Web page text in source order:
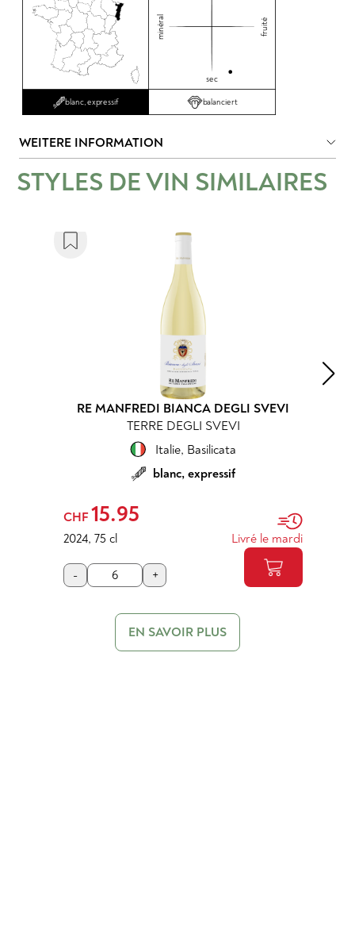
minéral fruité
sec
blanc, expressif balanciert
WEITERE INFORMATION
STYLES DE VIN SIMILAIRES
RE MANFREDI BIANCA DEGLI SVEVI
TERRE DEGLI SVEVI
Italie, Basilicata
blanc, expressif
CHF 15.95
2024, 75 cl Livré le mardi
- +
EN SAVOIR PLUS